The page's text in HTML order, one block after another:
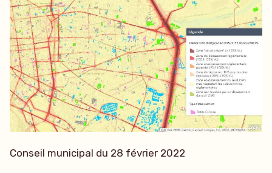
Conseil municipal du 28 février 2022